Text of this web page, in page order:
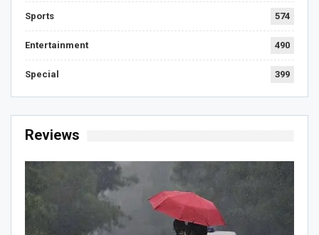
Sports 574
Entertainment 490
Special 399
Reviews